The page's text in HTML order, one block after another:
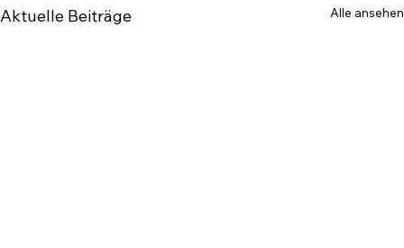
Aktuelle Beiträge Alle ansehen